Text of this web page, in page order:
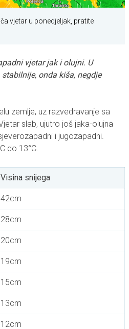
vjetar u ponedjeljak, pratite
vjetar jak i olujni. U
onda kiša, negdje
zemlje, uz razvedravanje sa
slab, ujutro još jaka-olujna
i jugozapadni.
do 13°C.
Visina snijega
42cm
28cm
20cm
19cm
15cm
13cm
12cm